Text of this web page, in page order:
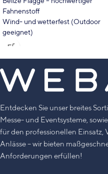
Fahnenstoff
Wind- und wetterfest (Outdoor
geeignet)
Wählen Sie Fahnentyp und Größe
UV-Stabilität
Made in Germany
Entdecken Sie unser breites
Messe- und Eventsysteme,
für den professionellen Einsatz,
Anlässe – wir bieten
Anforderungen erfüllen!